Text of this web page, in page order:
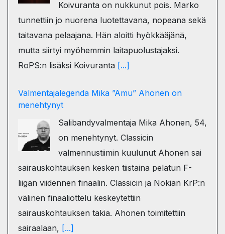
Koivuranta on nukkunut pois. Marko
tunnettiin jo nuorena luotettavana, nopeana sekä
taitavana pelaajana. Hän aloitti hyökkääjänä,
mutta siirtyi myöhemmin laitapuolustajaksi.
RoPS:n lisäksi Koivuranta [...]
Valmentajalegenda Mika ”Amu” Ahonen on
menehtynyt
Salibandyvalmentaja Mika Ahonen, 54,
on menehtynyt. Classicin
valmennustiimin kuulunut Ahonen sai
sairauskohtauksen kesken tiistaina pelatun F-
liigan viidennen finaalin. Classicin ja Nokian KrP:n
välinen finaaliottelu keskeytettiin
sairauskohtauksen takia. Ahonen toimitettiin
sairaalaan, [...]